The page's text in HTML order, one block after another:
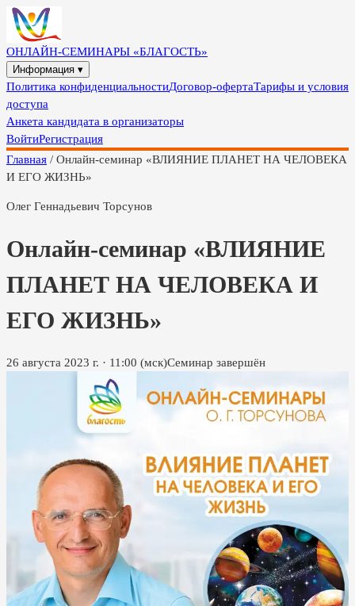
ОНЛАЙН-СЕМИНАРЫ «БЛАГОСТЬ»
Информация ▾
Политика конфиденциальностиДоговор-офертаТарифы и условия
доступа
Анкета кандидата в организаторы
ВойтиРегистрация
Главная / Онлайн-семинар «ВЛИЯНИЕ ПЛАНЕТ НА ЧЕЛОВЕКА
И ЕГО ЖИЗНЬ»
Олег Геннадьевич Торсунов
Онлайн-семинар «ВЛИЯНИЕ
ПЛАНЕТ НА ЧЕЛОВЕКА И
ЕГО ЖИЗНЬ»
26 августа 2023 г. · 11:00 (мск)Семинар завершён